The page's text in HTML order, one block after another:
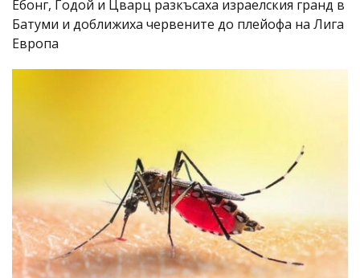
Ебонг, Годой и Цварц разкъсаха израелския гранд в
Батуми и доближиха червените до плейофа на Лига
Европа